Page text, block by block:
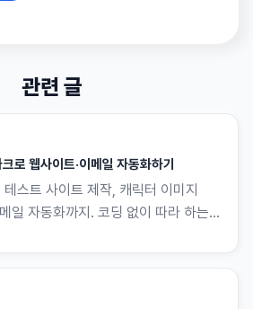
관련 글
로 웹사이트·이메일 자동화하기
스트 사이트 제작, 캐릭터 이미지
일 자동화까지. 코딩 없이 따라 하는